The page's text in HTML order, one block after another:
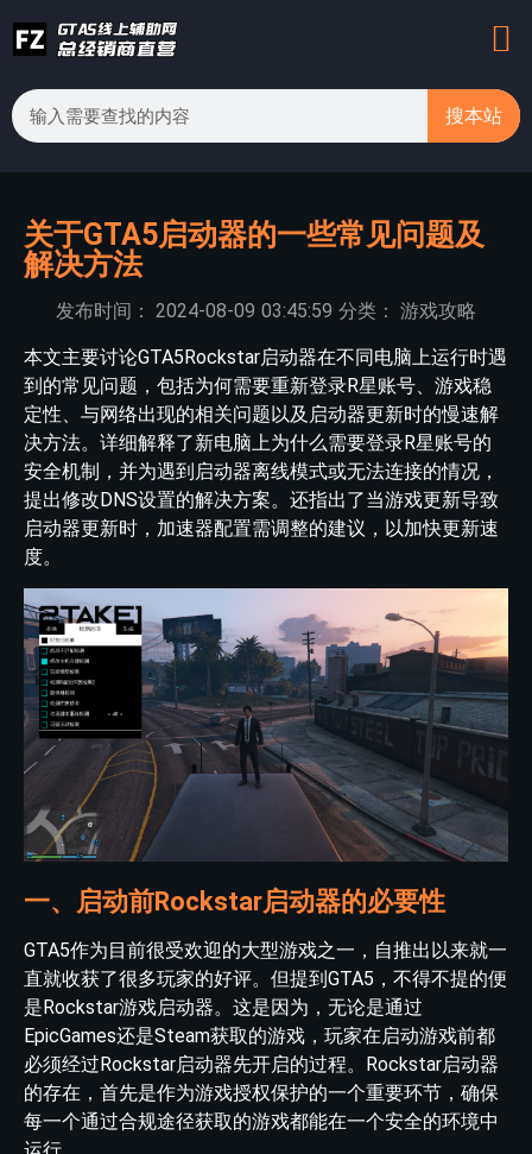
搜本站
关于GTA5启动器的一些常见问题及
解决方法
发布时间： 2024-08-09 03:45:59 分类： 游戏攻略
本文主要讨论GTA5Rockstar启动器在不同电脑上运行时遇
到的常见问题，包括为何需要重新登录R星账号、游戏稳
定性、与网络出现的相关问题以及启动器更新时的慢速解
决方法。详细解释了新电脑上为什么需要登录R星账号的
安全机制，并为遇到启动器离线模式或无法连接的情况，
提出修改DNS设置的解决方案。还指出了当游戏更新导致
启动器更新时，加速器配置需调整的建议，以加快更新速
度。
一、启动前Rockstar启动器的必要性
GTA5作为目前很受欢迎的大型游戏之一，自推出以来就一
直就收获了很多玩家的好评。但提到GTA5，不得不提的便
是Rockstar游戏启动器。这是因为，无论是通过
EpicGames还是Steam获取的游戏，玩家在启动游戏前都
必须经过Rockstar启动器先开启的过程。Rockstar启动器
的存在，首先是作为游戏授权保护的一个重要环节，确保
每一个通过合规途径获取的游戏都能在一个安全的环境中